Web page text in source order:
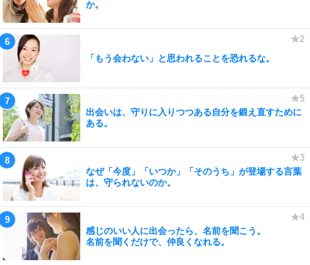
か。
「もう会わない」と思われることを恐れるな。
出会いは、守りに入りつつある自分を鍛え直すために
ある。
なぜ「今度」「いつか」「そのうち」が登場する言葉
は、守られないのか。
感じのいい人に出会ったら、名前を聞こう。
名前を聞くだけで、仲良くなれる。